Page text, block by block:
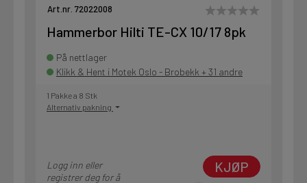
Art.nr. 72022008
Hammerbor Hilti TE-CX 10/17 8pk
På nettlager
Klikk & Hent i Motek Oslo - Brobekk + 31 andre
1 Pakke a 8 Stk
Alternativ pakning
Logg inn eller
registrer deg for å
KJØP